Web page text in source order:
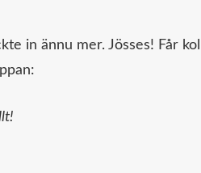
in ännu mer. Jösses! Får